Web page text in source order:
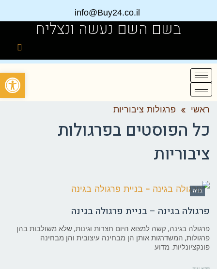
info@Buy24.co.il
בשם השם נעשה ונצליח
ראשי » פרגולות ציבוריות
כל הפוסטים בפרגולות
ציבוריות
בניה
פרגולה בגינה – בניית פרגולה בגינה
פרגולה בגינה, קשה למצוא היום חצרות וגינות, שלא משולבות בהן
פרגולות, המשדרגות אותן הן מבחינה עיצובית והן מבחינה
פונקציונליות. מדוע